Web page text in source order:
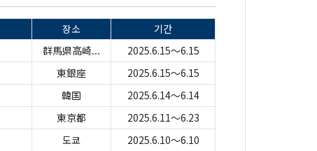
장소
기간
群馬県高崎...
2025.6.15～6.15
東銀座
2025.6.15～6.15
韓国
2025.6.14～6.14
東京都
2025.6.11～6.23
도쿄
2025.6.10～6.10